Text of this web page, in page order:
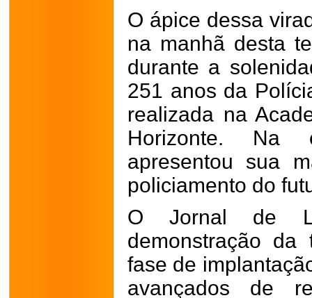
O ápice dessa
na manhã desta
durante a
251 anos da
realizada na
Horizonte. Na
apresentou sua
policiamento do
O Jornal de
demonstração
fase de
avançados de